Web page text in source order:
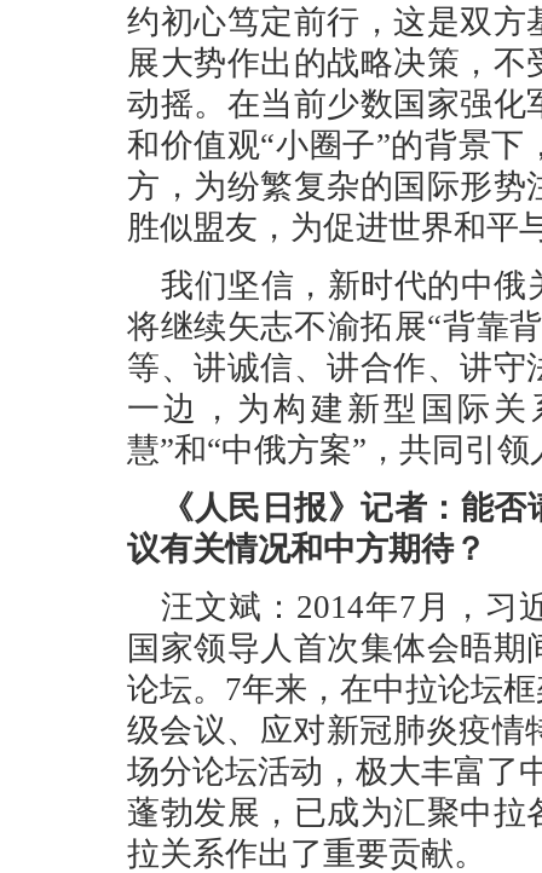
约初心笃定前行，这是双
展大势作出的战略决策，
动摇。在当前少数国家强
和价值观“小圈子”的背景
方，为纷繁复杂的国际形
胜似盟友，为促进世界和平
我们坚信，新时代的中俄
将继续矢志不渝拓展“背靠
等、讲诚信、讲合作、讲
一边，为构建新型国际
慧”和“中俄方案”，共同引
《人民日报》记者：能
议有关情况和中方期待？
汪文斌：2014年7月，
国家领导人首次集体会晤
论坛。7年来，在中拉论坛
级会议、应对新冠肺炎疫情
场分论坛活动，极大丰富了
蓬勃发展，已成为汇聚中
拉关系作出了重要贡献。